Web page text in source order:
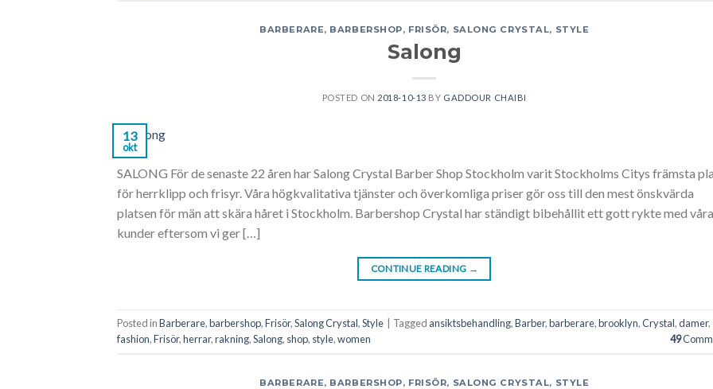
BARBERARE, BARBERSHOP, FRISÖR, SALONG CRYSTAL, STYLE
Salong
POSTED ON 2018-10-13 BY GADDOUR CHAIBI
13
okt
SALONG För de senaste 22 åren har Salong Crystal Barber Shop Stockholm varit Stockholms Citys främsta
för herrklipp och frisyr. Våra högkvalitativa tjänster och överkomliga priser gör oss till den mest önskvärda
platsen för män att skära håret i Stockholm. Barbershop Crystal har ständigt bibehållit ett gott rykte med våra
kunder eftersom vi ger […]
CONTINUE READING →
Posted inBarberare,barbershop,Frisör,Salong Crystal,Style Tagged ansiktsbehandling,Barber,barberare,brooklyn,Crystal,damer,
fashion,Frisör,herrar,rakning,Salong, shop, style,women 49
BARBERARE, BARBERSHOP, FRISÖR, SALONG CRYSTAL, STYLE